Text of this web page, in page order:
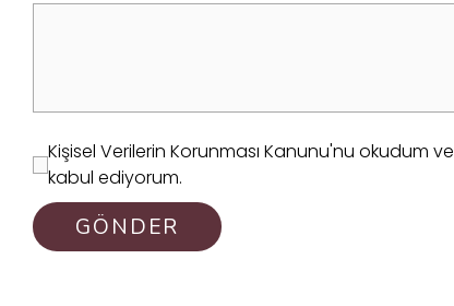
Kişisel Verilerin Korunması Kanunu'nu okudum ve
kabul ediyorum.
GÖNDER